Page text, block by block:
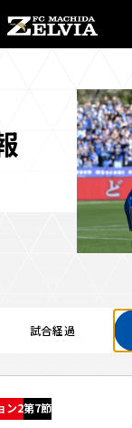
チケット購入
試合経過
ン2第7節